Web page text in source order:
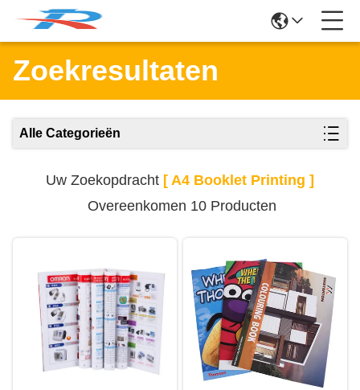
Zoekresultaten
Alle Categorieën
Uw Zoekopdracht [ A4 Booklet Printing ]
Overeenkomen 10 Producten